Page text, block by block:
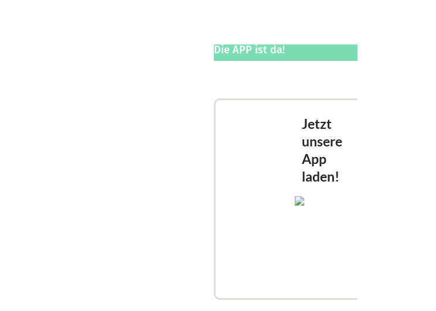
Die APP ist da!
Jetzt
unsere
App
laden!